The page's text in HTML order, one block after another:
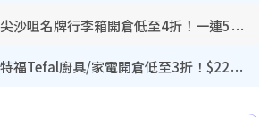
開倉優惠｜尖沙咀名牌行李箱開倉低至4折！一連5日 American Tourister/ace./Hallmark $200起！
廚具開倉｜特福Tefal廚具/家電開倉低至3折！$220起買平底鍋/炒鑊/湯煲！電飯煲/吸塵機/燙斗$418起